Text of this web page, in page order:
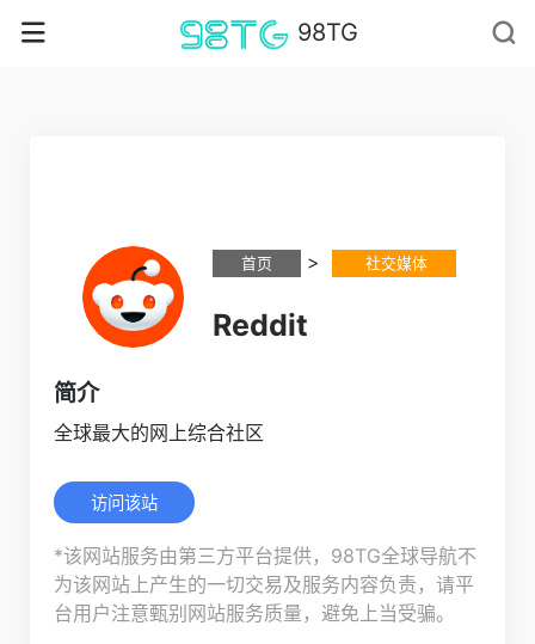
98TG
首页 > 社交媒体
Reddit
简介
全球最大的网上综合社区
访问该站
*该网站服务由第三方平台提供，98TG全球导航不
为该网站上产生的一切交易及服务内容负责，请平
台用户注意甄别网站服务质量，避免上当受骗。